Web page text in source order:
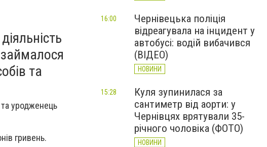
та
уродженець
гривень.
Чернівецька поліція
відреагувала на інцидент у
автобусі: водій вибачився
(ВІДЕО)
НОВИНИ
16:00
Куля зупинилася за
сантиметр від аорти: у
Чернівцях врятували 35-
річного чоловіка (ФОТО)
НОВИНИ
15:28